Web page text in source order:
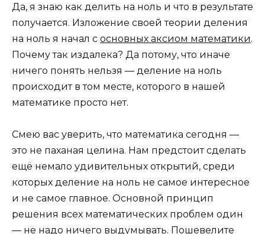
Да, я знаю как делить на ноль и что в результате
получается. Изложение своей теории деления
на ноль я начал с основных аксиом математики.
Почему так издалека? Да потому, что иначе
ничего понять нельзя — деление на ноль
происходит в том месте, которого в нашей
математике просто нет.
Смею вас уверить, что математика сегодня —
это не паханая целина. Нам предстоит сделать
ещё немало удивительных открытий, среди
которых деление на ноль не самое интересное
и не самое главное. Основной принцип
решения всех математических проблем один
— не надо ничего выдумывать. Пошевелите